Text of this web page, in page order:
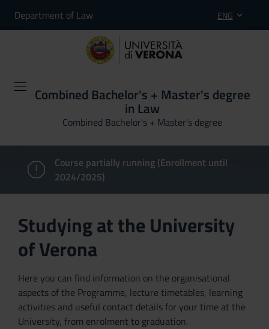
Department of Law ENG
Combined Bachelor's + Master's degree
in Law
Combined Bachelor's + Master's degree
Course partially running (Enrollment until
2024/2025)
Studying at the University
of Verona
Here you can find information on the organisational
aspects of the Programme, lecture timetables, learning
activities and useful contact details for your time at the
University, from enrolment to graduation.